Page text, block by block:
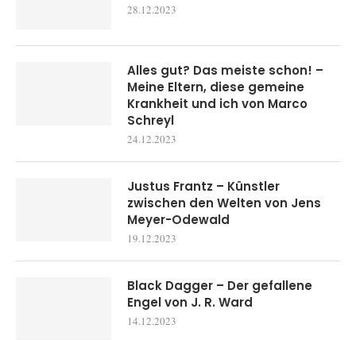
28.12.2023
Alles gut? Das meiste schon! –
Meine Eltern, diese gemeine
Krankheit und ich von Marco
Schreyl
24.12.2023
Justus Frantz – Künstler
zwischen den Welten von Jens
Meyer-Odewald
19.12.2023
Black Dagger – Der gefallene
Engel von J. R. Ward
14.12.2023